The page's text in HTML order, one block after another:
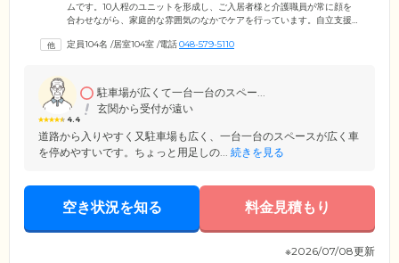
ムです。10人程のユニットを形成し、ご入居者様と介護職員が常に顔を
合わせながら、家庭的な雰囲気のなかでケアを行っています。自立支援
ご入居者様のニーズに合ったケアを行えることが特徴。24時間常駐して
しっかりとサポートしています。また、機能訓練指導員が常駐していま
すので、個別のリハビリを行える環境です。そのほか、看取りケアも行
っております。
定員104名 /居室104室 /電話048-579-5110
4.4
駐車場が広くて一台一台のスペー...
玄関から受付が遠い
道路から入りやすく又駐車場も広く、一台一台のスペースが広く車
を停めやすいです。ちょっと用足しの... 続きを見る
空き状況を知る 料金見積もり
※2026/07/08更新